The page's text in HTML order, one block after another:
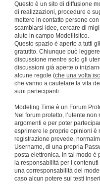
Questo è un sito di diffusione
di realizzazioni, procedure e
mettere in contatto persone
scambiarsi idee, cercare di
aiuto in campo Modellisitco.
Questo spazio è aperto a tutti
gratutito. Chiunque può
discussione mentre solo gli
discussioni già aperte o
alcune regole (che una volta
che vanno a cautelare la vita
suoi partecipanti:
Modeling Time è un Forum
Nel forum protetto, l’utente
argomenti e per poter
esprimere le proprie opinioni è
registrazione prevede,
Username, di una propria
posta elettronica. In tal modo è
la responsabilità per i
una corresponsabilità del
caso alcun potere sui testi